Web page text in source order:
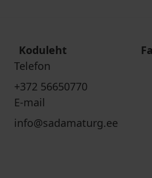
Koduleht
Telefon
+372 56650770
E-mail
info@sadamaturg.ee